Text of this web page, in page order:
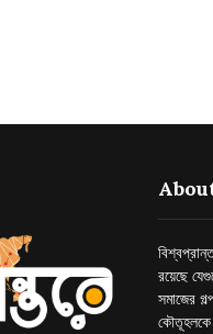
রয়েছে
সমাজের
কৌতূহলকে